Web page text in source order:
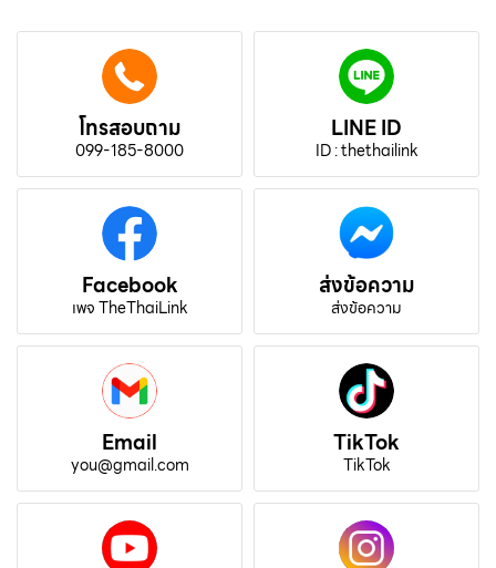
โทรสอบถาม
099-185-8000
LINE ID
ID : thethailink
Facebook
เพจ TheThaiLink
ส่งข้อความ
ส่งข้อความ
Email
you@gmail.com
TikTok
TikTok